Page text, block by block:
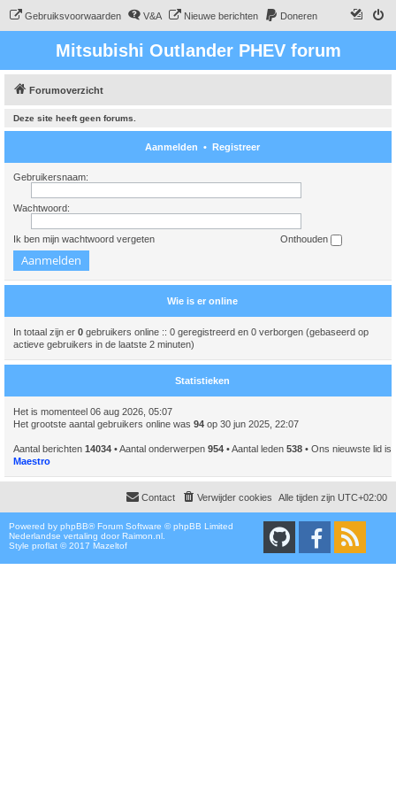
Gebruiksvoorwaarden V&A Nieuwe berichten Doneren
Mitsubishi Outlander PHEV forum
Forumoverzicht
Deze site heeft geen forums.
Aanmelden • Registreer
Gebruikersnaam:
Wachtwoord:
Ik ben mijn wachtwoord vergeten Onthouden
Wie is er online
In totaal zijn er 0 gebruikers online :: 0 geregistreerd en 0 verborgen (gebaseerd op
actieve gebruikers in de laatste 2 minuten)
Statistieken
Het is momenteel 06 aug 2026, 05:07
Het grootste aantal gebruikers online was 94 op 30 jun 2025, 22:07
Aantal berichten 14034 • Aantal onderwerpen 954 • Aantal leden 538 • Ons nieuwste lid is
Maestro
Alle tijden zijn UTC+02:00
Verwijder cookies
Contact
Powered by phpBB® Forum Software © phpBB Limited
Nederlandse vertaling door Raimon.nl
Style proflat © 2017 Mazeltof